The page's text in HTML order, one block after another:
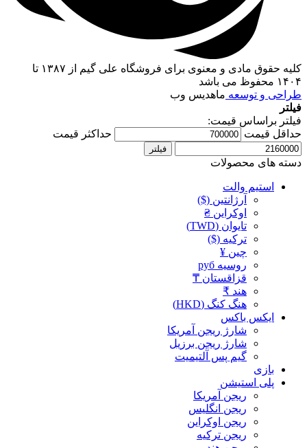
کلیه حقوق مادی و معنوی برای فروشگاه علی گیم از ۱۳۸۷ تا
۱۴۰۴ محفوظ می باشد
طراحی و توسعه ماهدیس وب
فیلتر
فیلتر براساس قیمت:
حداقل قیمت
حداکثر قیمت
فیلتر
دسته های محصولات
استیم والت
آرژانتین ($)
اوکراین ₴
تایوان (TWD)
ترکیه ($)
چین ¥
روسیه руб
قزاقستان ₸
هند ₹
هنگ کنگ (HKD)
ایکس باکس
شارژ ریجن آمریکا
شارژ ریجن برزیل
گیم پس آلتیمیت
بازی
پلی استیشن
ریجن آمریکا
ریجن انگلیس
ریجن اوکراین
ریجن ترکیه